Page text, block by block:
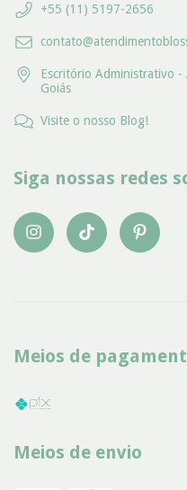
+55 (11) 5197-2656
Escritório Administrativo -
Goiás
Visite o nosso Blog!
Siga nossas redes
Meios de
Meios de envio